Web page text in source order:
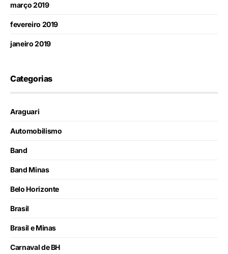
março 2019
fevereiro 2019
janeiro 2019
Categorias
Araguari
Automobilismo
Band
Band Minas
Belo Horizonte
Brasil
Brasil e Minas
Carnaval de BH